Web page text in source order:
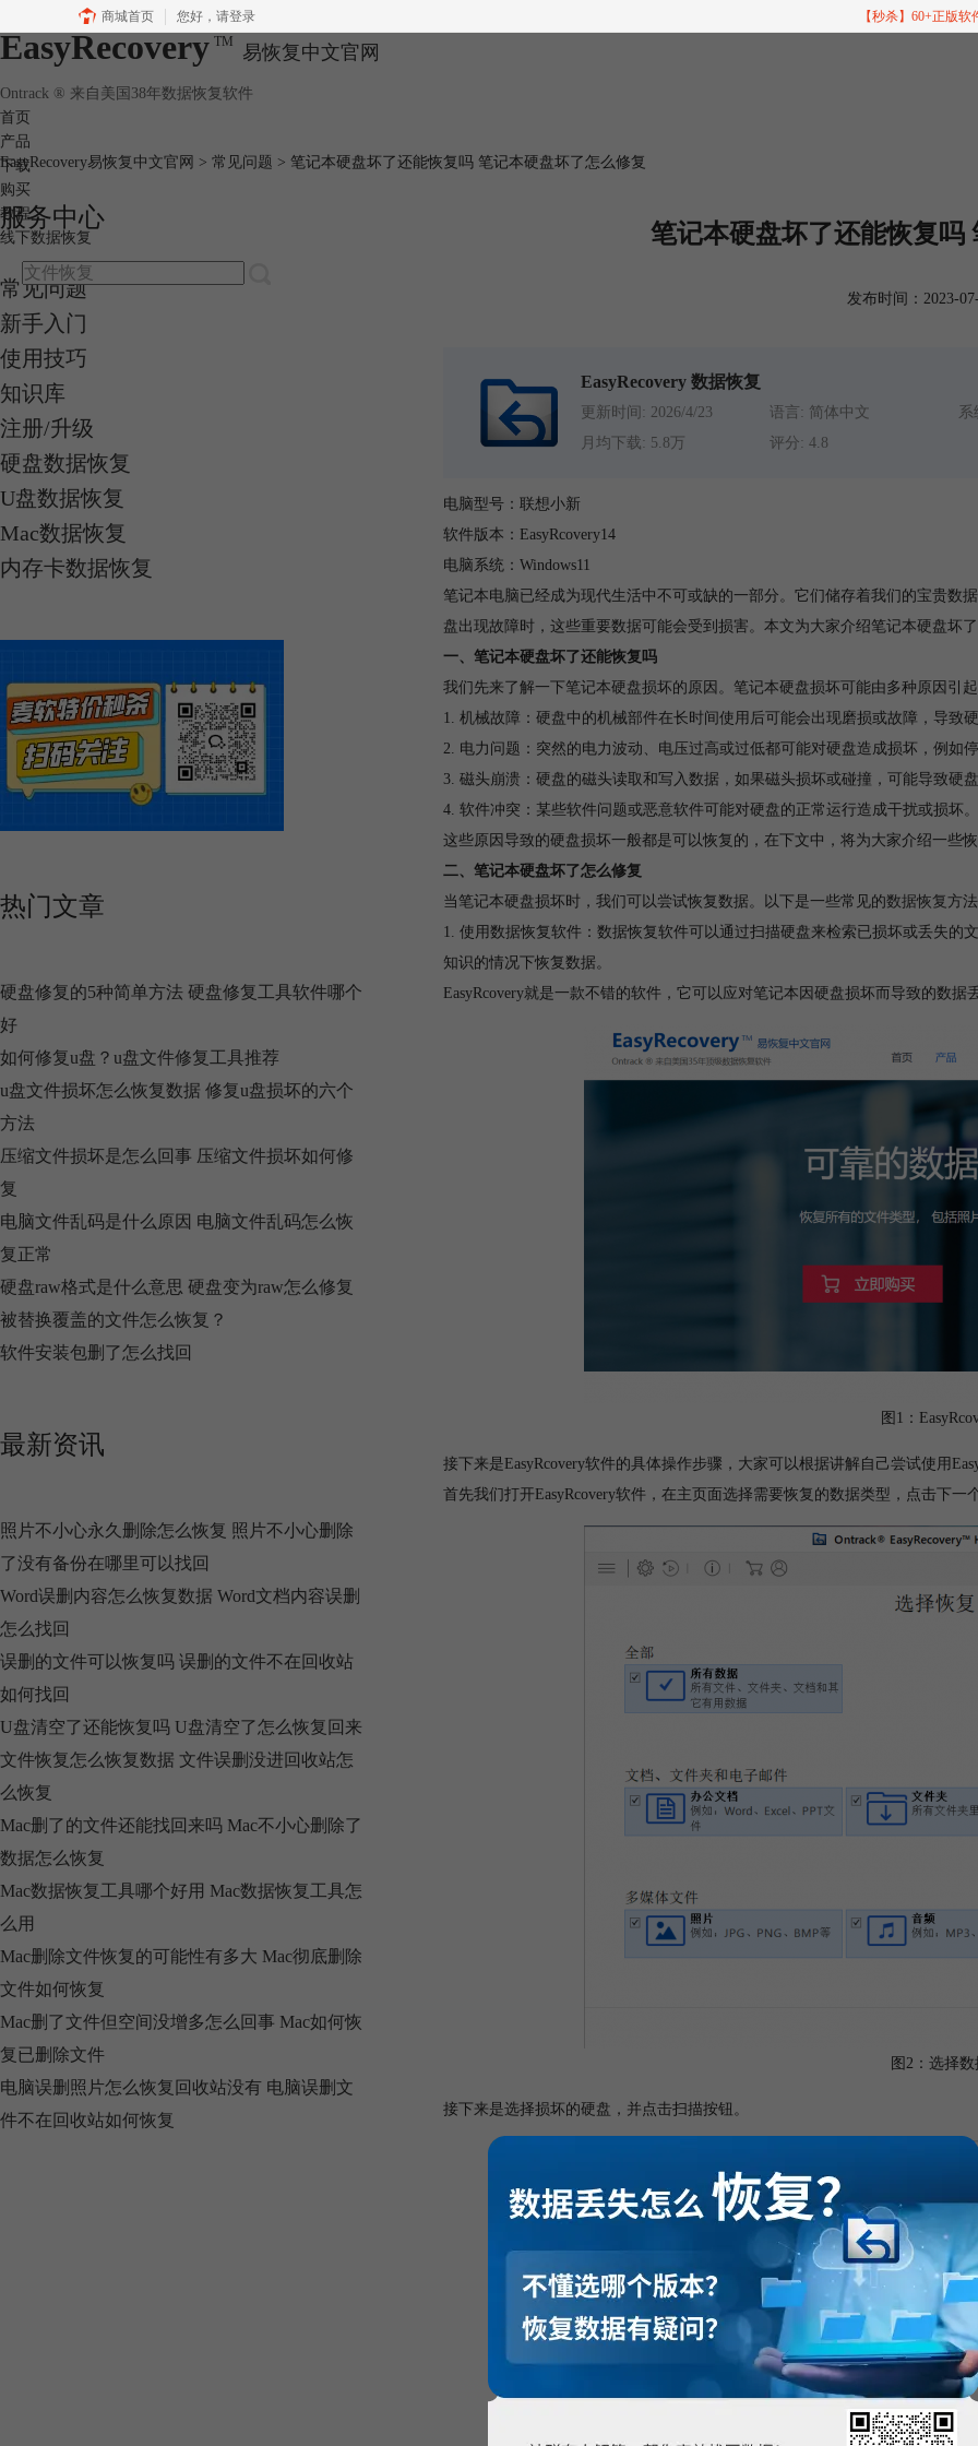
商城首页 您好， 请登录 【秒杀】60+正版
EasyRecovery TM 易恢复中文官网
Ontrack ® 来自美国38年数据恢复软件
首页
产品
下载
购买
教程
线下数据恢复
EasyRecovery易恢复中文官网 > 常见问题 > 笔记本硬盘坏了还能恢复吗 笔记本硬盘坏了怎么修复
服务中心
常见问题
新手入门
使用技巧
知识库
注册/升级
硬盘数据恢复
U盘数据恢复
Mac数据恢复
内存卡数据恢复
热门文章
硬盘修复的5种简单方法 硬盘修复工具软件哪个
好
如何修复u盘？u盘文件修复工具推荐
u盘文件损坏怎么恢复数据 修复u盘损坏的六个
方法
压缩文件损坏是怎么回事 压缩文件损坏如何修
复
电脑文件乱码是什么原因 电脑文件乱码怎么恢
复正常
硬盘raw格式是什么意思 硬盘变为raw怎么修复
被替换覆盖的文件怎么恢复？
软件安装包删了怎么找回
最新资讯
照片不小心永久删除怎么恢复 照片不小心删除
了没有备份在哪里可以找回
Word误删内容怎么恢复数据 Word文档内容误删
怎么找回
误删的文件可以恢复吗 误删的文件不在回收站
如何找回
U盘清空了还能恢复吗 U盘清空了怎么恢复回来
文件恢复怎么恢复数据 文件误删没进回收站怎
么恢复
Mac删了的文件还能找回来吗 Mac不小心删除了
数据怎么恢复
Mac数据恢复工具哪个好用 Mac数据恢复工具怎
么用
Mac删除文件恢复的可能性有多大 Mac彻底删除
文件如何恢复
Mac删了文件但空间没增多怎么回事 Mac如何恢
复已删除文件
电脑误删照片怎么恢复回收站没有 电脑误删文
件不在回收站如何恢复
笔记本硬盘坏了还能恢复吗
发布时间：2023-
EasyRecovery 数据恢复
更新时间: 2026/4/23 语言: 简体中文
系
月均下载: 5.8万
评分: 4.8
电脑型号：联想小新
软件版本：EasyRcovery14
电脑系统：Windows11
笔记本电脑已经成为现代生活中不可或缺的一部分。它们储存着我们的宝贵数
盘出现故障时，这些重要数据可能会受到损害。本文为大家介绍笔记本硬盘坏
一、笔记本硬盘坏了还能恢复吗
我们先来了解一下笔记本硬盘损坏的原因。笔记本硬盘损坏可能由多种原因引
1. 机械故障：硬盘中的机械部件在长时间使用后可能会出现磨损或故障，导致
2. 电力问题：突然的电力波动、电压过高或过低都可能对硬盘造成损坏，例如
3. 磁头崩溃：硬盘的磁头读取和写入数据，如果磁头损坏或碰撞，可能导致硬
4. 软件冲突：某些软件问题或恶意软件可能对硬盘的正常运行造成干扰或损坏。
这些原因导致的硬盘损坏一般都是可以恢复的，在下文中，将为大家介绍一些
二、笔记本硬盘坏了怎么修复
当笔记本硬盘损坏时，我们可以尝试恢复数据。以下是一些常见的数据恢复方
1. 使用数据恢复软件：数据恢复软件可以通过扫描硬盘来检索已损坏或丢失
知识的情况下恢复数据。
EasyRcovery就是一款不错的软件，它可以应对笔记本因硬盘损坏而导致的数
图1：
接下来是EasyRcovery软件的具体操作步骤，大家可以根据讲解自己尝试使用
首先我们打开EasyRcovery软件，在主页面选择需要恢复的数据类型，点击下一
图2：选择
接下来是选择损坏的硬盘，并点击扫描按钮。